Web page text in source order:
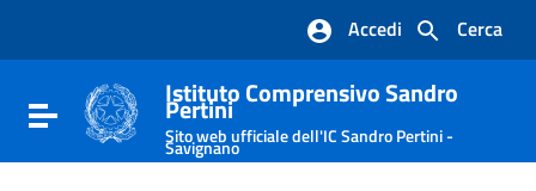
Vai al footer
Cerca
Accedi
Attiva / disattiva la navigazione
Istituto Comprensivo Sandro
Pertini
Sito web ufficiale dell'IC Sandro Pertini -
Savignano